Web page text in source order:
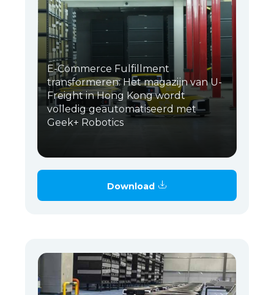
E-Commerce Fulfillment
transformeren: Het magazijn van U-
Freight in Hong Kong wordt
volledig geautomatiseerd met
Geek+ Robotics
Download